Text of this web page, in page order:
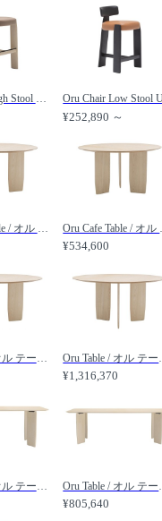
Oru Chair High Stool Upholstered Seat / オル チェア BQ2274 ハイスツール 張座 /
¥252,890 ～
Oru Cafe Table / オル カフェテーブル ME06304 直径130cm / Oru
¥534,600
Oru Table / オル テーブル ME6553 直径180cm / Oru
¥1,316,370
Oru Table / オル テーブル ME6541 幅210cm / Oru
¥805,640